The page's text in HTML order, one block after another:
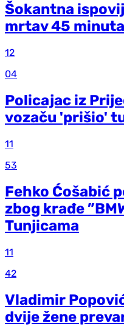
Šokantna
mrtav 45
12
04
Policajac iz
vozaču 'prišio'
11
53
Fehko Ćošabić
zbog krađe
Tunjicama
11
42
Vladimir
dvije žene